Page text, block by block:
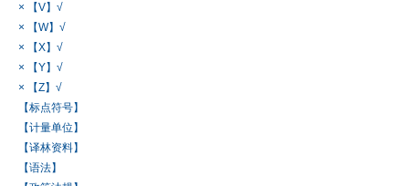
× 【V】√
× 【W】√
× 【X】√
× 【Y】√
× 【Z】√
【标点符号】
【计量单位】
【译林资料】
【语法】